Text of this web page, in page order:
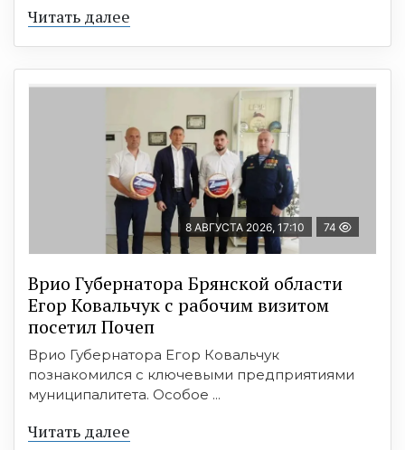
Читать далее
8 АВГУСТА 2026, 17:10 74
Врио Губернатора Брянской области
Егор Ковальчук с рабочим визитом
посетил Почеп
Врио Губернатора Егор Ковальчук
познакомился с ключевыми предприятиями
муниципалитета. Особое ...
Читать далее